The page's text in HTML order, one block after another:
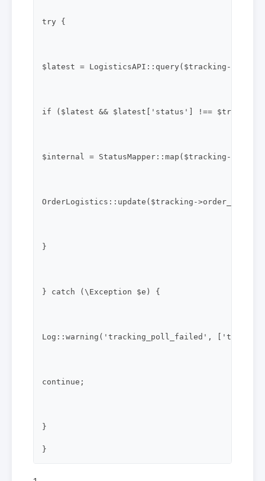
try {
$latest = LogisticsAPI::query($tracking-
if ($latest && $latest['status'] !==
$internal = StatusMapper::map($tracking-
OrderLogistics::update($tracking->order_id,
}
} catch (\Exception $e) {
Log::warning('tracking_poll_failed',
continue;
}
}